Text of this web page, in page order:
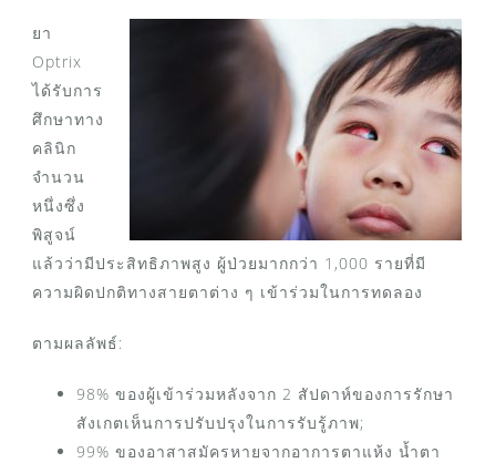
ยา
Optrix
ได้รับการ
ศึกษาทาง
คลินิก
จำนวน
หนึ่งซึ่ง
พิสูจน์
แล้วว่ามีประสิทธิภาพสูง ผู้ป่วยมากกว่า 1,000 รายที่มี
ความผิดปกติทางสายตาต่าง ๆ เข้าร่วมในการทดลอง
ตามผลลัพธ์:
98% ของผู้เข้าร่วมหลังจาก 2 สัปดาห์ของการรักษา
สังเกตเห็นการปรับปรุงในการรับรู้ภาพ;
99% ของอาสาสมัครหายจากอาการตาแห้ง น้ำตา